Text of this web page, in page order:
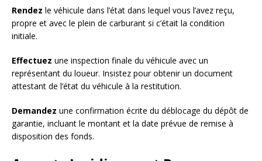
Rendez le véhicule dans l’état dans lequel vous l’avez reçu,
propre et avec le plein de carburant si c’était la condition
initiale.
Effectuez une inspection finale du véhicule avec un
représentant du loueur. Insistez pour obtenir un document
attestant de l’état du véhicule à la restitution.
Demandez une confirmation écrite du déblocage du dépôt de
garantie, incluant le montant et la date prévue de remise à
disposition des fonds.